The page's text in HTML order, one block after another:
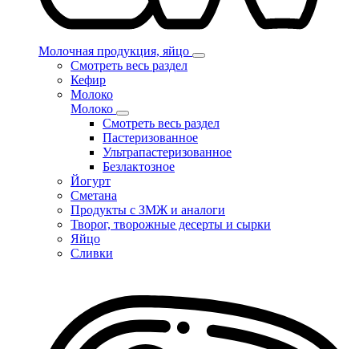
Молочная продукция, яйцо
Смотреть весь раздел
Кефир
Молоко
Молоко
Смотреть весь раздел
Пастеризованное
Ультрапастеризованное
Безлактозное
Йогурт
Сметана
Продукты с ЗМЖ и аналоги
Творог, творожные десерты и сырки
Яйцо
Сливки